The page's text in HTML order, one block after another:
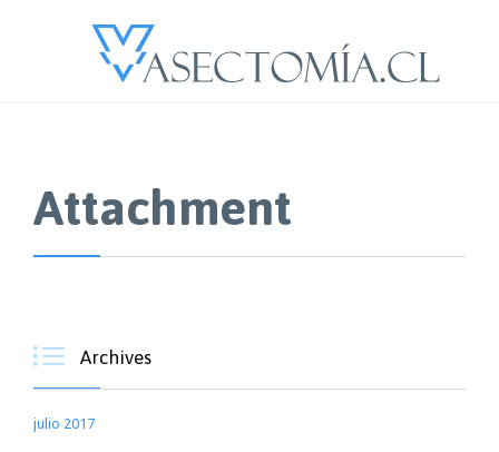
Attachment
 Archives
julio 2017